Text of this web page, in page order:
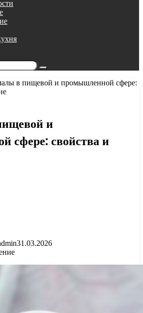
Поиск...
в пищевой и промышленной сфере:
и
сфере: свойства и
31.03.2026